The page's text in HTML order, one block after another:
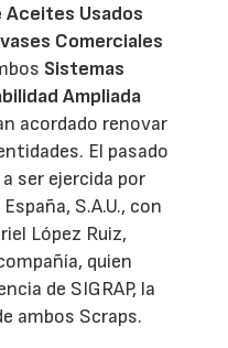
Aceites Usados
Comerciales
Sistemas
Ampliada
acordado renovar
El pasado
ser ejercida por
S.A.U., con
López Ruiz,
quien
de SIGRAP, la
ambos Scraps.